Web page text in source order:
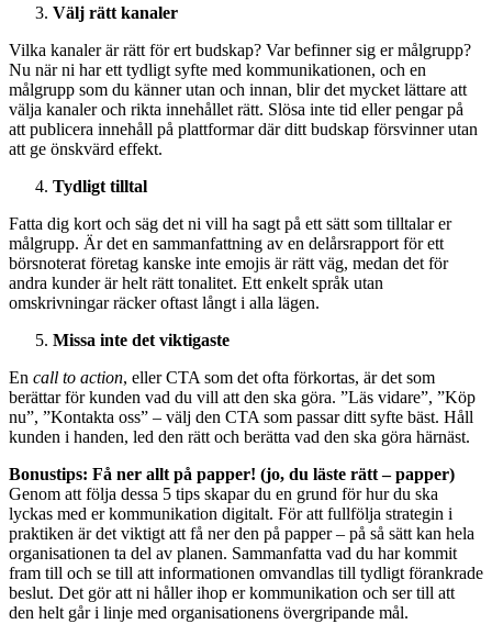
Välj rätt kanaler
Vilka kanaler är rätt för ert budskap? Var befinner sig er målgrupp?
Nu när ni har ett tydligt syfte med kommunikationen, och en
målgrupp som du känner utan och innan, blir det mycket lättare att
välja kanaler och rikta innehållet rätt. Slösa inte tid eller pengar på
att publicera innehåll på plattformar där ditt budskap försvinner utan
att ge önskvärd effekt.
Tydligt tilltal
Fatta dig kort och säg det ni vill ha sagt på ett sätt som tilltalar er
målgrupp. Är det en sammanfattning av en delårsrapport för ett
börsnoterat företag kanske inte emojis är rätt väg, medan det för
andra kunder är helt rätt tonalitet. Ett enkelt språk utan
omskrivningar räcker oftast långt i alla lägen.
Missa inte det viktigaste
En call to action, eller CTA som det ofta förkortas, är det som
berättar för kunden vad du vill att den ska göra. ”Läs vidare”, ”Köp
nu”, ”Kontakta oss” – välj den CTA som passar ditt syfte bäst. Håll
kunden i handen, led den rätt och berätta vad den ska göra härnäst.
Bonustips: Få ner allt på papper! (jo, du läste rätt – papper)
Genom att följa dessa 5 tips skapar du en grund för hur du ska
lyckas med er kommunikation digitalt. För att fullfölja strategin i
praktiken är det viktigt att få ner den på papper – på så sätt kan hela
organisationen ta del av planen. Sammanfatta vad du har kommit
fram till och se till att informationen omvandlas till tydligt förankrade
beslut. Det gör att ni håller ihop er kommunikation och ser till att
den helt går i linje med organisationens övergripande mål.